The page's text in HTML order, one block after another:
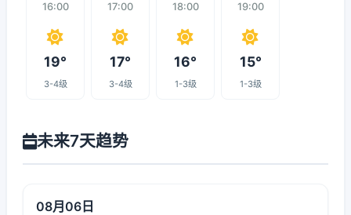
16:00
19°
3-4级
17:00
17°
3-4级
18:00
16°
1-3级
19:00
15°
1-3级
未来7天趋势
08月06日